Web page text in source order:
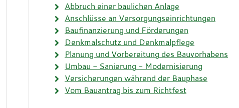
Abbruch einer baulichen Anlage
Anschlüsse an Versorgungseinrichtungen
Baufinanzierung und Förderungen
Denkmalschutz und Denkmalpflege
Planung und Vorbereitung des Bauvorhabens
Umbau - Sanierung - Modernisierung
Versicherungen während der Bauphase
Vom Bauantrag bis zum Richtfest